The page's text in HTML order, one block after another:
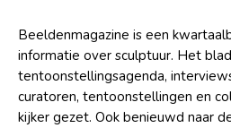
Beeldenmagazine is een
informatie over sculptuur. Het
tentoonstellingsagenda,
curatoren, tentoonstellingen en
kijker gezet. Ook benieuwd naar